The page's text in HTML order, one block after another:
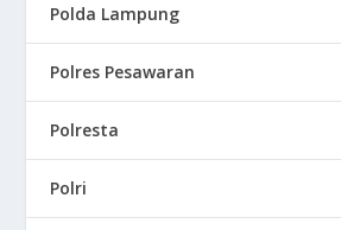
Polda Lampung
Polres Pesawaran
Polresta
Polri